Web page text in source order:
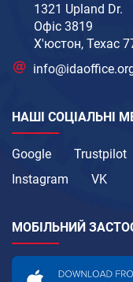
1321 Upland Dr.
Офіс 3819
Х'юстон, Техас
НАШІ СОЦІАЛЬНІ
Google Trustpilot
Instagram
VK
МОБІЛЬНИЙ